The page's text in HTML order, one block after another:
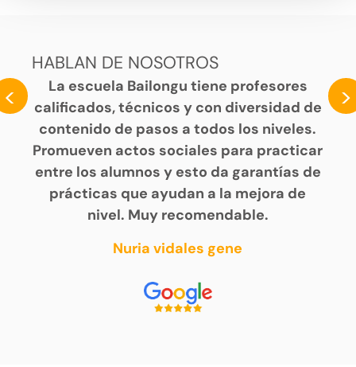
HABLAN DE NOSOTROS
<
La escuela Bailongu tiene profesores
calificados, técnicos y con diversidad de
contenido de pasos a todos los niveles.
Promueven actos sociales para practicar
entre los alumnos y esto da garantías de
prácticas que ayudan a la mejora de
nivel. Muy recomendable.
Nuria vidales gene
>